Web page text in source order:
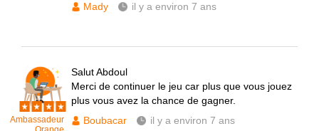
Mady
il y a environ 7 ans
Ambassadeur
Salut Abdoul
Merci de continuer le jeu car plus que vous jouez
plus vous avez la chance de gagner.
Boubacar
il y a environ 7 ans